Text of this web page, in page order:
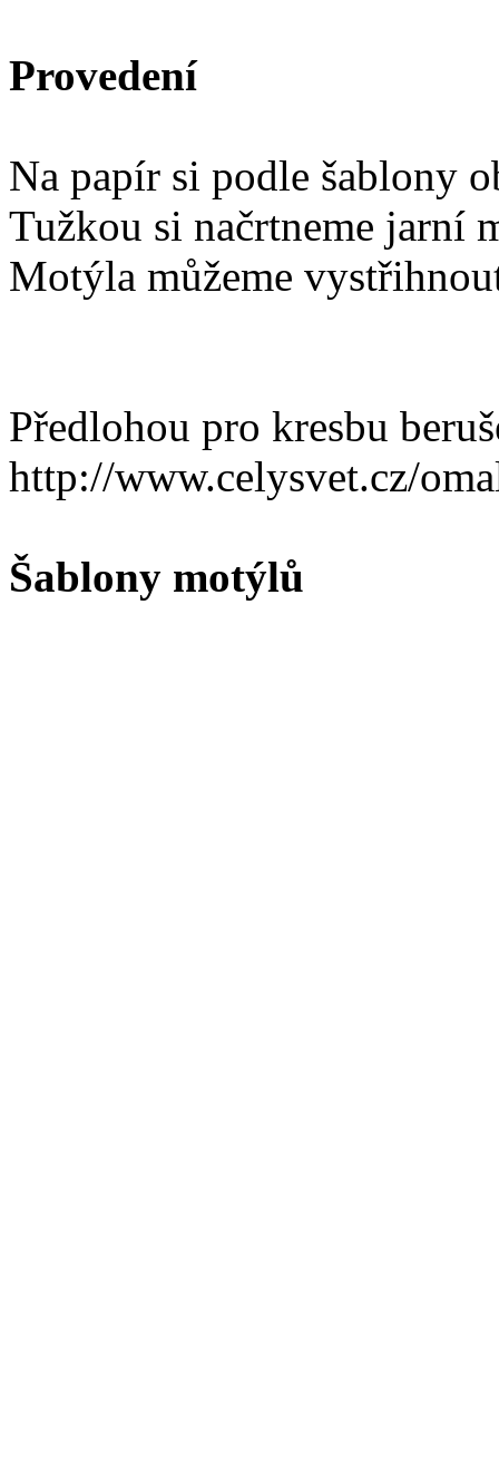
Provedení
Na papír si podle šablony
Tužkou si načrtneme jarní
Motýla můžeme
Předlohou pro kresbu
http://www.celysvet.cz/
Šablony motýlů